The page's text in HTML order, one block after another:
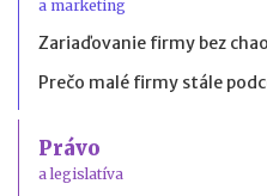
a marketing
Zariaďovanie firmy bez
Prečo malé firmy stále
Právo
a legislatíva